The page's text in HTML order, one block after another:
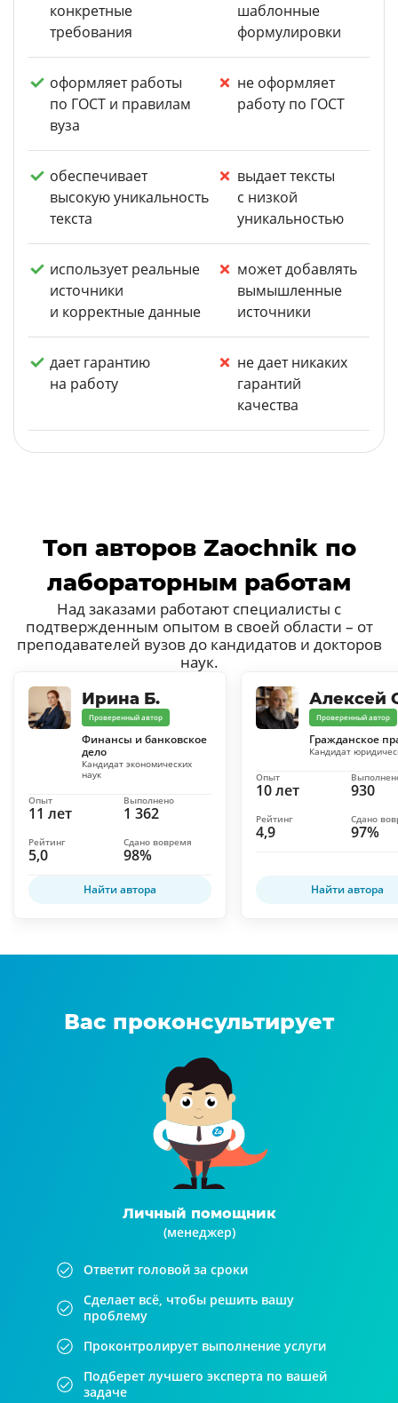
конкретные
требования
шаблонные
формулировки
оформляет работы
по ГОСТ и правилам
вуза
не оформляет
работу по ГОСТ
обеспечивает
высокую уникальность
текста
выдает тексты
с низкой
уникальностью
использует реальные
источники
и корректные данные
может добавлять
вымышленные
источники
дает гарантию
на работу
не дает никаких
гарантий
качества
Топ авторов Zaochnik по
лабораторным работам
Над заказами работают специалисты с
подтвержденным опытом в своей области – от
преподавателей вузов до кандидатов и докторов
наук.
Ирина Б.
Проверенный автор
Финансы и банковское
дело
Кандидат экономических
наук
11 лет
Опыт
1 362
Выполнено
5,0
Рейтинг
98%
Сдано вовремя
Найти автора
Алексей
Проверенный автор
Гражданское
Кандидат
10 лет
Опыт
930
4,9
Рейтинг
97%
Сдано
Найти автора
Вас проконсультирует
Личный помощник
(менеджер)
Ответит головой за сроки
Сделает всё, чтобы решить вашу
проблему
Проконтролирует выполнение услуги
Подберет лучшего эксперта по вашей
задаче